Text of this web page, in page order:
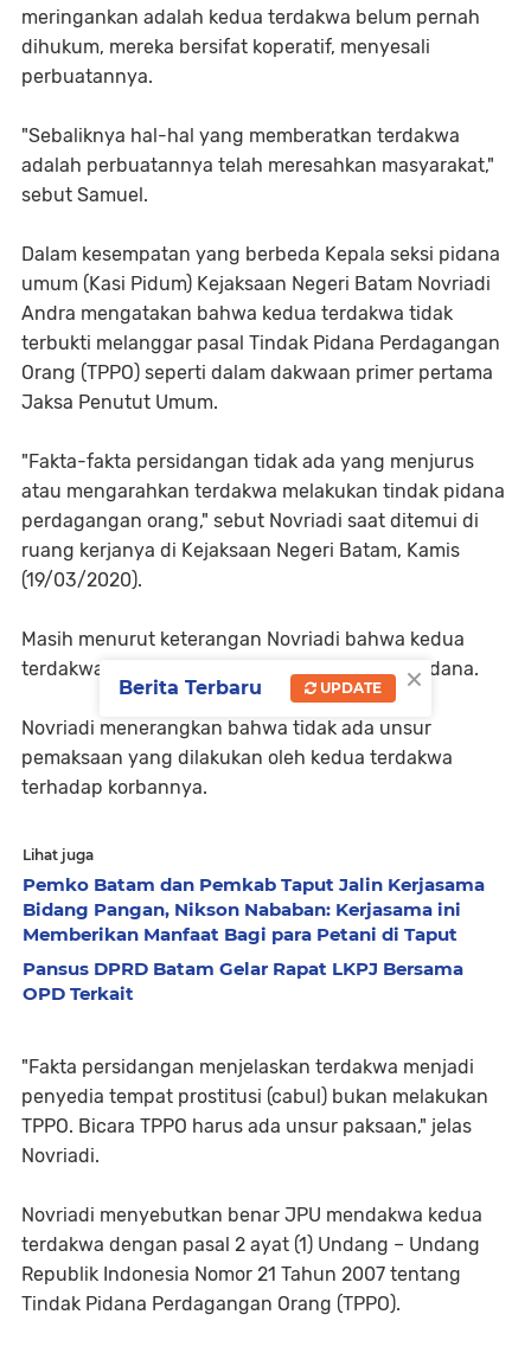
meringankan adalah kedua terdakwa belum pernah
dihukum, mereka bersifat koperatif, menyesali
perbuatannya.
"Sebaliknya hal-hal yang memberatkan terdakwa
adalah perbuatannya telah meresahkan masyarakat,"
sebut Samuel.
Dalam kesempatan yang berbeda Kepala seksi pidana
umum (Kasi Pidum) Kejaksaan Negeri Batam Novriadi
Andra mengatakan bahwa kedua terdakwa tidak
terbukti melanggar pasal Tindak Pidana Perdagangan
Orang (TPPO) seperti dalam dakwaan primer pertama
Jaksa Penutut Umum.
"Fakta-fakta persidangan tidak ada yang menjurus
atau mengarahkan terdakwa melakukan tindak pidana
perdagangan orang," sebut Novriadi saat ditemui di
ruang kerjanya di Kejaksaan Negeri Batam, Kamis
(19/03/2020).
Masih menurut keterangan Novriadi bahwa kedua
terdakwa terbukti melanggar pasal 296 KUHPidana.
Novriadi menerangkan bahwa tidak ada unsur
pemaksaan yang dilakukan oleh kedua terdakwa
terhadap korbannya.
Lihat juga
Pemko Batam dan Pemkab Taput Jalin Kerjasama
Bidang Pangan, Nikson Nababan: Kerjasama ini
Memberikan Manfaat Bagi para Petani di Taput
Pansus DPRD Batam Gelar Rapat LKPJ Bersama
OPD Terkait
"Fakta persidangan menjelaskan terdakwa menjadi
penyedia tempat prostitusi (cabul) bukan melakukan
TPPO. Bicara TPPO harus ada unsur paksaan," jelas
Novriadi.
Novriadi menyebutkan benar JPU mendakwa kedua
terdakwa dengan pasal 2 ayat (1) Undang – Undang
Republik Indonesia Nomor 21 Tahun 2007 tentang
Tindak Pidana Perdagangan Orang (TPPO).
×
Berita Terbaru UPDATE